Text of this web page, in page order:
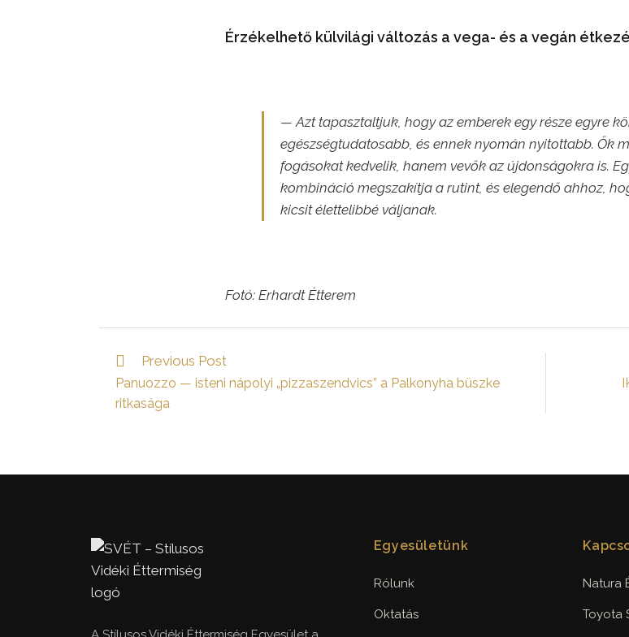
Érzékelhető külvilági változás a vega- és a vegán
— Azt tapasztaltjuk, hogy az emberek egy része egyre
egészségtudatosabb, és ennek nyomán nyitottabb. Ők
fogásokat kedvelik, hanem vevők az újdonságokra is.
kombináció megszakítja a rutint, és elegendő ahhoz,
kicsit élettelibbé váljanak.
Fotó: Erhardt Étterem
Read
articles
Previous Post
Panuozzo — isteni nápolyi „pizzaszendvics” a Palkonyha büszke
ritkasága
Egyesületünk
Rólunk
Oktatás
Natura
Toyota